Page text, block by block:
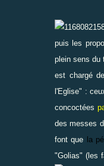
puis les
plein sens du
est chargé
l'Eglise" :
concoctées
des messes
font que la
"Golias" (les